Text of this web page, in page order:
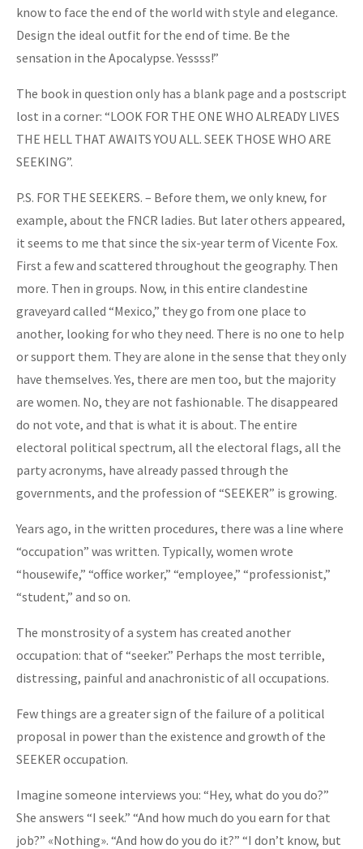
know to face the end of the world with style and elegance.
Design the ideal outfit for the end of time. Be the
sensation in the Apocalypse. Yessss!”
The book in question only has a blank page and a postscript
lost in a corner: “LOOK FOR THE ONE WHO ALREADY LIVES
THE HELL THAT AWAITS YOU ALL. SEEK THOSE WHO ARE
SEEKING”.
P.S. FOR THE SEEKERS. – Before them, we only knew, for
example, about the FNCR ladies. But later others appeared,
it seems to me that since the six-year term of Vicente Fox.
First a few and scattered throughout the geography. Then
more. Then in groups. Now, in this entire clandestine
graveyard called “Mexico,” they go from one place to
another, looking for who they need. There is no one to help
or support them. They are alone in the sense that they only
have themselves. Yes, there are men too, but the majority
are women. No, they are not fashionable. The disappeared
do not vote, and that is what it is about. The entire
electoral political spectrum, all the electoral flags, all the
party acronyms, have already passed through the
governments, and the profession of “SEEKER” is growing.
Years ago, in the written procedures, there was a line where
“occupation” was written. Typically, women wrote
“housewife,” “office worker,” “employee,” “professionist,”
“student,” and so on.
The monstrosity of a system has created another
occupation: that of “seeker.” Perhaps the most terrible,
distressing, painful and anachronistic of all occupations.
Few things are a greater sign of the failure of a political
proposal in power than the existence and growth of the
SEEKER occupation.
Imagine someone interviews you: “Hey, what do you do?”
She answers “I seek.” “And how much do you earn for that
job?” «Nothing». “And how do you do it?” “I don’t know, but